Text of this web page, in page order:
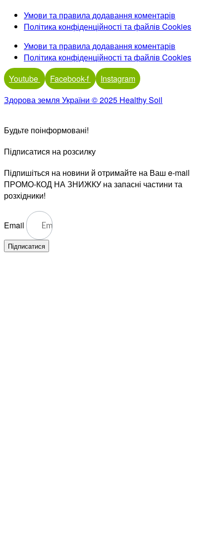
Умови та правила додавання коментарів
Політика конфіденційності та файлів Cookies
Умови та правила додавання коментарів
Політика конфіденційності та файлів Cookies
Youtube
Facebook-f
Instagram
Здорова земля України © 2025 Healthy Soil
Будьте поінформовані!
Підписатися на розсилку
Підпишіться на новини й отримайте на Ваш e-mail
ПРОМО-КОД НА ЗНИЖКУ на запасні частини та
розхідники!
Email
Підписатися